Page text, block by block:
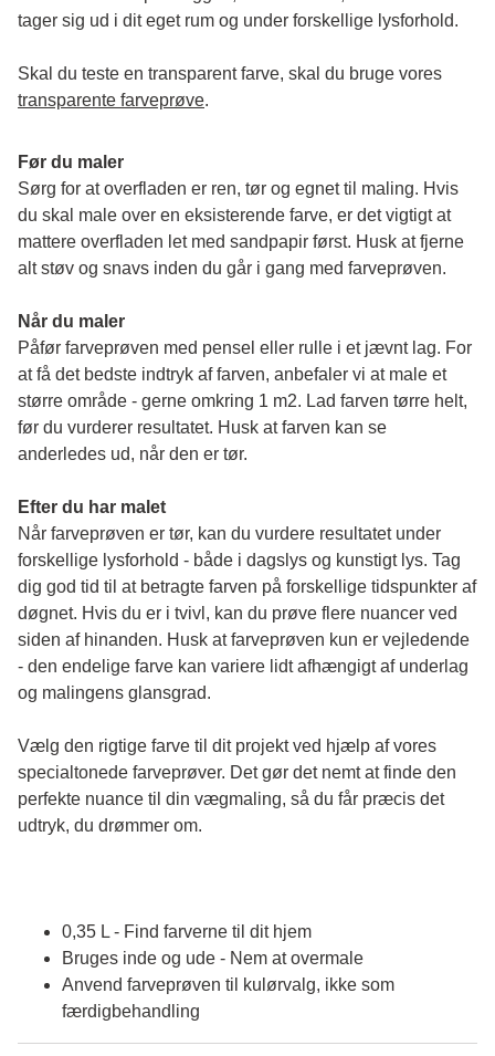
tager sig ud i dit eget rum og under forskellige lysforhold.
transparente farveprøve.
Før du maler
Sørg for at overfladen er ren, tør og egnet til maling. Hvis
du skal male over en eksisterende farve, er det vigtigt at
mattere overfladen let med sandpapir først. Husk at fjerne
alt støv og snavs inden du går i gang med farveprøven.
Når du maler
Påfør farveprøven med pensel eller rulle i et jævnt lag. For
at få det bedste indtryk af farven, anbefaler vi at male et
større område - gerne omkring 1 m2. Lad farven tørre helt,
før du vurderer resultatet. Husk at farven kan se
anderledes ud, når den er tør.
Efter du har malet
Når farveprøven er tør, kan du vurdere resultatet under
forskellige lysforhold - både i dagslys og kunstigt lys. Tag
dig god tid til at betragte farven på forskellige tidspunkter af
døgnet. Hvis du er i tvivl, kan du prøve flere nuancer ved
siden af hinanden. Husk at farveprøven kun er vejledende
- den endelige farve kan variere lidt afhængigt af underlag
og malingens glansgrad.
Vælg den rigtige farve til dit projekt ved hjælp af vores
specialtonede farveprøver. Det gør det nemt at finde den
perfekte nuance til din vægmaling, så du får præcis det
udtryk, du drømmer om.
0,35 L - Find farverne til dit hjem
Bruges inde og ude - Nem at overmale
Anvend farveprøven til kulørvalg, ikke som
færdigbehandling